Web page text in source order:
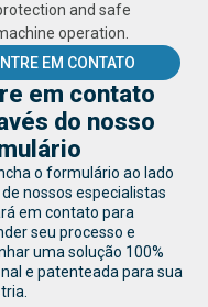
and safe
operation.
EM CONTATO
em contato
do nosso
o formulário ao lado
nossos especialistas
em contato para
seu processo e
uma solução 100%
e patenteada para sua